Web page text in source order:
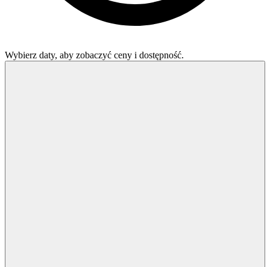
Wybierz daty, aby zobaczyć ceny i dostępność.